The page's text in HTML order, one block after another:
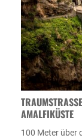
MALFIKÜSTE
100 Meter über